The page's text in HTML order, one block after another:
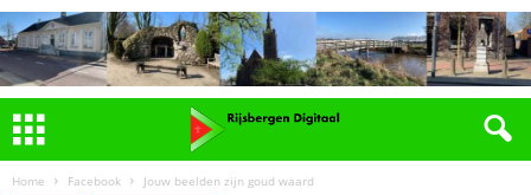
Home Facebook Jouw beelden zijn goud waard